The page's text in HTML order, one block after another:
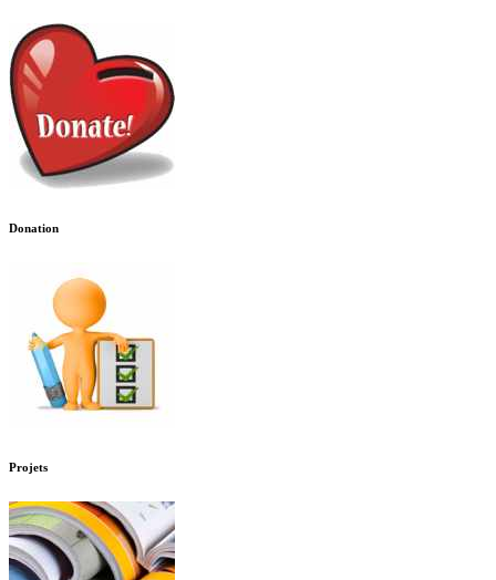
Donation
Projets